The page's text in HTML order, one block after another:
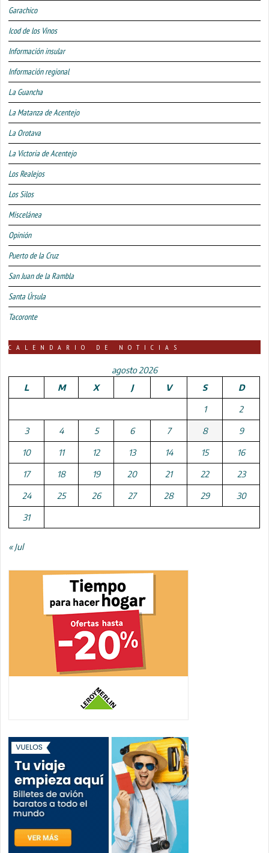
Garachico
Icod de los Vinos
Información insular
Información regional
La Guancha
La Matanza de Acentejo
La Orotava
La Victoria de Acentejo
Los Realejos
Los Silos
Miscelánea
Opinión
Puerto de la Cruz
San Juan de la Rambla
Santa Úrsula
Tacoronte
CALENDARIO DE NOTICIAS
agosto 2026
L
M X J V S D
1 2
3 4 5 6 7 8 9
10 11 12 13 14 15 16
17 18 19 20 21 22 23
24 25 26 27 28 29 30
31
« Jul